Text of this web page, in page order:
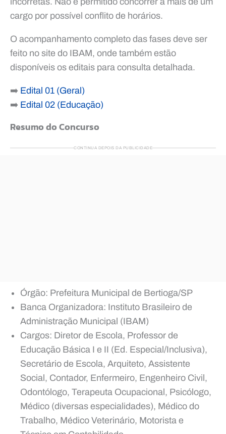
cargo por possível conflito de horários.
O acompanhamento completo das fases deve ser
feito no site do IBAM, onde também estão
disponíveis os editais para consulta detalhada.
➡️ Edital 01 (Geral)
➡️ Edital 02 (Educação)
Resumo do Concurso
CONTINUA DEPOIS DA PUBLICIDADE
Órgão: Prefeitura Municipal de Bertioga/SP
Banca Organizadora: Instituto Brasileiro de
Administração Municipal (IBAM)
Cargos: Diretor de Escola, Professor de
Educação Básica I e II (Ed. Especial/Inclusiva),
Secretário de Escola, Arquiteto, Assistente
Social, Contador, Enfermeiro, Engenheiro Civil,
Odontólogo, Terapeuta Ocupacional, Psicólogo,
Médico (diversas especialidades), Médico do
Trabalho, Médico Veterinário, Motorista e